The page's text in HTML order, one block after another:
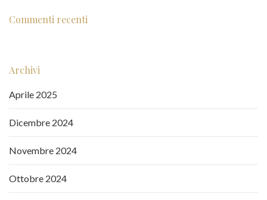
Commenti recenti
Archivi
Aprile 2025
Dicembre 2024
Novembre 2024
Ottobre 2024